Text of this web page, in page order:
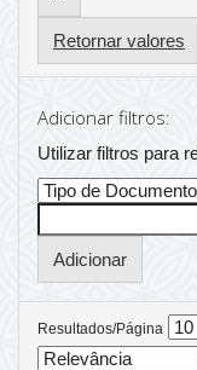
Retornar valores
Adicionar filtros:
Utilizar filtros para
Resultados/Página